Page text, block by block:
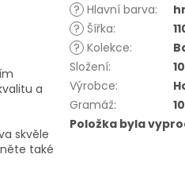
a
skvěle
také
? Hlavní barva:
? Šířka:
? Kolekce:
Složení:
Výrobce:
Gramáž:
Položka byla